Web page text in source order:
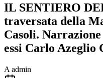
IL SENTIERO
traversata della
Casoli.
essi Carlo Azeglio
A admin